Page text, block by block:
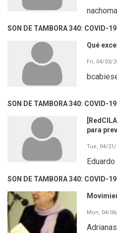
SON DE TAMBORA 340:
Qué
Fri, 04/03/
SON DE TAMBORA 340:
para
Tue, 04/21/
Eduardo
SON DE TAMBORA 340:
Mon, 04/